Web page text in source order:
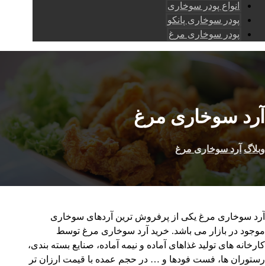
انواع پودر سوخاری
پودر سوخاری پانکو
پودر سوخاری مرغ
آرد سوخاری مرغ
وبلاگ آرد سوخاری مرغ
آرد سوخاری مرغ یکی از پرفروش ترین آردهای سوخاری
موجود در بازار می باشد. خرید آرد سوخاری مرغ توسط
کارخانه های تولید غذاهای آماده و نیمه آماده، صنایع بسته بندی،
رستوران ها، فست فودها و … در حجم عمده با قیمت ارزان تر